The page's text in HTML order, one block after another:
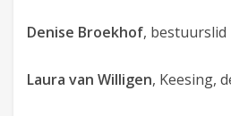
Denise Broekhof, bestuurslid
Laura van Willigen, Keesing,